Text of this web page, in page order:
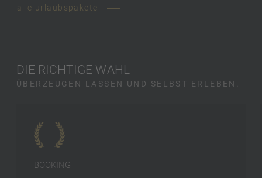
alle urlaubspakete
DIE RICHTIGE WAHL
ÜBERZEUGEN LASSEN UND SELBST ERLEBEN.
BOOKING